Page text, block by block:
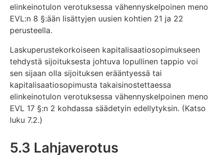
elinkeinotulon verotuksessa vähennyskelpoinen meno
EVL:n 8 §:ään lisättyjen uusien kohtien 21 ja 22
perusteella.
Laskuperustekorkoiseen kapitalisaatiosopimukseen
tehdystä sijoituksesta johtuva lopullinen tappio voi
sen sijaan olla sijoituksen erääntyessä tai
kapitalisaatiosopimusta takaisinostettaessa
elinkeinotulon verotuksessa vähennyskelpoinen meno
EVL 17 §:n 2 kohdassa säädetyin edellytyksin. (Katso
luku 7.2.)
5.3 Lahjaverotus